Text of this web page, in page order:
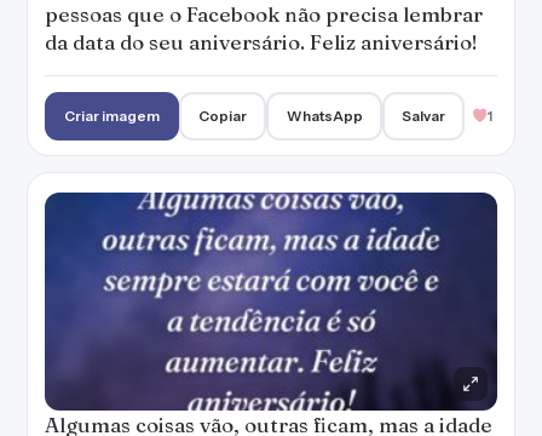
pessoas que o Facebook não precisa lembrar
da data do seu aniversário. Feliz aniversário!
Criar imagem Copiar WhatsApp Salvar 1
Algumas coisas vão, outras ficam, mas a idade